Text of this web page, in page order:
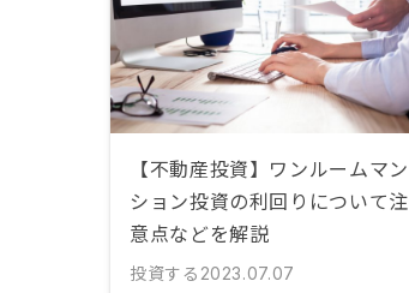
【不動産投資】ワンルームマン
ション投資の利回りについて注
意点などを解説
投資する 2023.07.07